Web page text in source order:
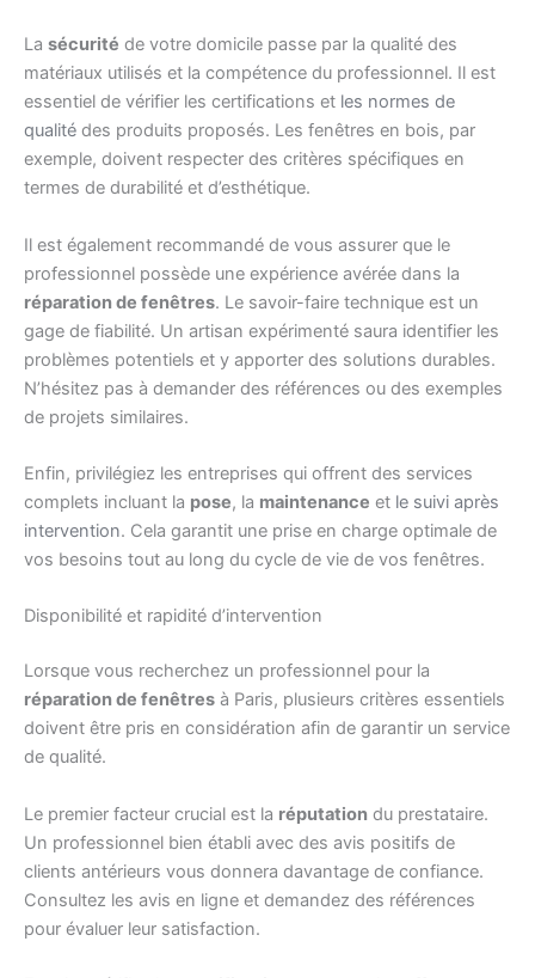
La sécurité de votre domicile passe par la qualité des
matériaux utilisés et la compétence du professionnel. Il est
essentiel de vérifier les certifications et les normes de
qualité des produits proposés. Les fenêtres en bois, par
exemple, doivent respecter des critères spécifiques en
termes de durabilité et d’esthétique.
Il est également recommandé de vous assurer que le
professionnel possède une expérience avérée dans la
réparation de fenêtres. Le savoir-faire technique est un
gage de fiabilité. Un artisan expérimenté saura identifier les
problèmes potentiels et y apporter des solutions durables.
N’hésitez pas à demander des références ou des exemples
de projets similaires.
Enfin, privilégiez les entreprises qui offrent des services
complets incluant la pose, la maintenance et le suivi après
intervention. Cela garantit une prise en charge optimale de
vos besoins tout au long du cycle de vie de vos fenêtres.
Disponibilité et rapidité d’intervention
Lorsque vous recherchez un professionnel pour la
réparation de fenêtres à Paris, plusieurs critères essentiels
doivent être pris en considération afin de garantir un service
de qualité.
Le premier facteur crucial est la réputation du prestataire.
Un professionnel bien établi avec des avis positifs de
clients antérieurs vous donnera davantage de confiance.
Consultez les avis en ligne et demandez des références
pour évaluer leur satisfaction.